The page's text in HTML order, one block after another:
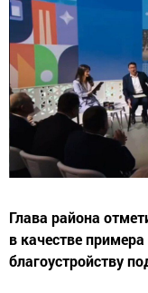
Глава района
в качестве
благоустройству